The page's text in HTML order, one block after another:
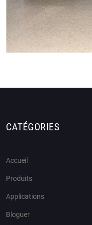
CATÉGORIES
Accueil
Produits
Applications
Bloguer